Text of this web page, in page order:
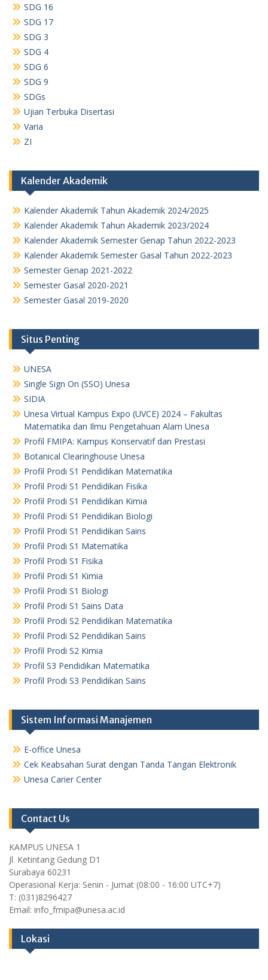
SDG 16
SDG 17
SDG 3
SDG 4
SDG 6
SDG 9
SDGs
Ujian Terbuka Disertasi
Varia
ZI
Kalender Akademik
Kalender Akademik Tahun Akademik 2024/2025
Kalender Akademik Tahun Akademik 2023/2024
Kalender Akademik Semester Genap Tahun 2022-2023
Kalender Akademik Semester Gasal Tahun 2022-2023
Semester Genap 2021-2022
Semester Gasal 2020-2021
Semester Gasal 2019-2020
Situs Penting
UNESA
Single Sign On (SSO) Unesa
SIDIA
Unesa Virtual Kampus Expo (UVCE) 2024 – Fakultas
Matematika dan Ilmu Pengetahuan Alam Unesa
Profil FMIPA: Kampus Konservatif dan Prestasi
Botanical Clearinghouse Unesa
Profil Prodi S1 Pendidikan Matematika
Profil Prodi S1 Pendidikan Fisika
Profil Prodi S1 Pendidikan Kimia
Profil Prodi S1 Pendidikan Biologi
Profil Prodi S1 Pendidikan Sains
Profil Prodi S1 Matematika
Profil Prodi S1 Fisika
Profil Prodi S1 Kimia
Profil Prodi S1 Biologi
Profil Prodi S1 Sains Data
Profil Prodi S2 Pendidikan Matematika
Profil Prodi S2 Pendidikan Sains
Profil Prodi S2 Kimia
Profil S3 Pendidikan Matematika
Profil Prodi S3 Pendidikan Sains
Sistem Informasi Manajemen
E-office Unesa
Cek Keabsahan Surat dengan Tanda Tangan Elektronik
Unesa Carier Center
Contact Us
KAMPUS UNESA 1
Jl. Ketintang Gedung D1
Surabaya 60231
Operasional Kerja: Senin - Jumat (08:00 - 16:00 UTC+7)
T: (031)8296427
Email: info_fmipa@unesa.ac.id
Lokasi